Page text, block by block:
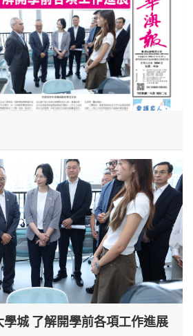
城 了解開學前各項工作進展